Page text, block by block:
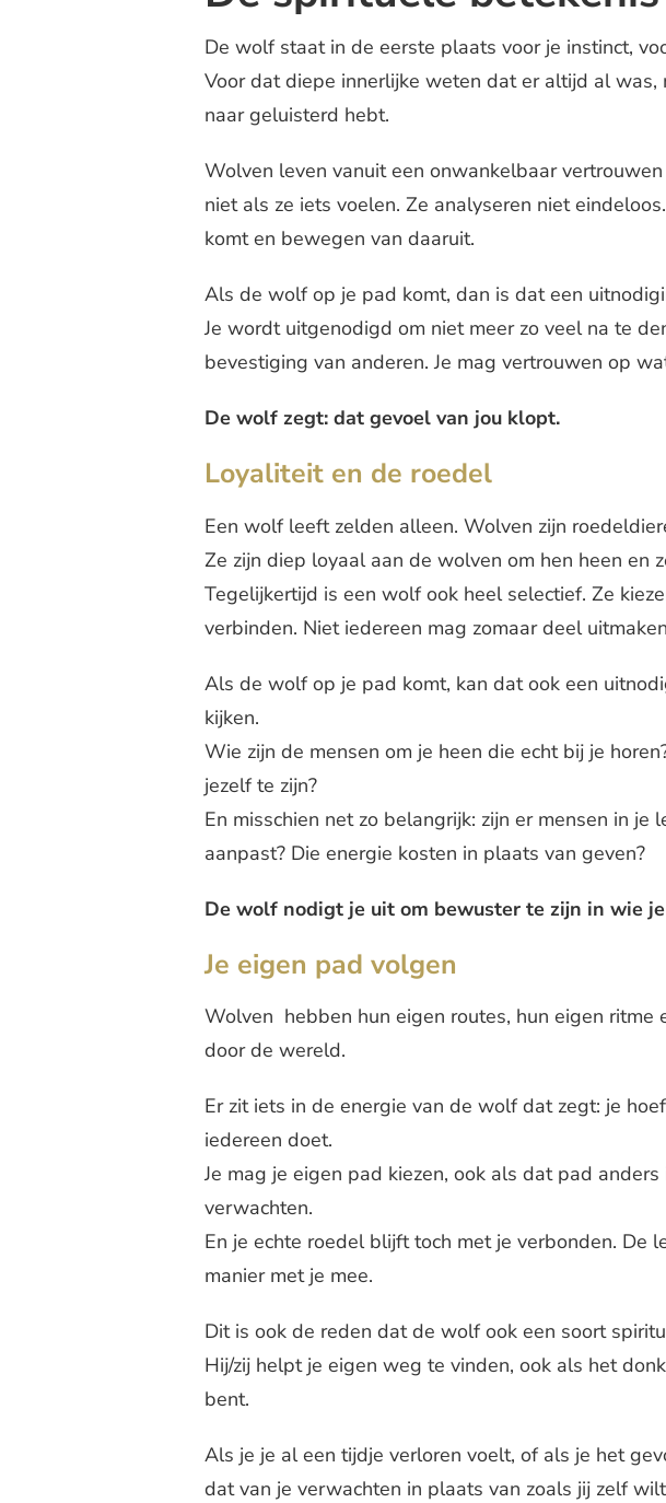
De wolf staat in de eerste plaats voor je instinct,
Voor dat diepe innerlijke weten dat er altijd al was,
naar geluisterd hebt.
Wolven leven vanuit een onwankelbaar
niet als ze iets voelen. Ze analyseren niet
komt en bewegen van daaruit.
Als de wolf op je pad komt, dan is dat een
Je wordt uitgenodigd om niet meer zo veel na te
bevestiging van anderen. Je mag vertrouwen op
De wolf zegt: dat gevoel van jou klopt.
Loyaliteit en de roedel
Een wolf leeft zelden alleen. Wolven zijn
Ze zijn diep loyaal aan de wolven om hen heen en
Tegelijkertijd is een wolf ook heel selectief. Ze
verbinden. Niet iedereen mag zomaar deel
Als de wolf op je pad komt, kan dat ook een
kijken.
Wie zijn de mensen om je heen die echt bij je
jezelf te zijn?
En misschien net zo belangrijk: zijn er mensen in
aanpast? Die energie kosten in plaats van geven?
De wolf nodigt je uit om bewuster te zijn in wie
Je eigen pad volgen
Wolven hebben hun eigen routes, hun eigen ritme
door de wereld.
Er zit iets in de energie van de wolf dat zegt: je
iedereen doet.
Je mag je eigen pad kiezen, ook als dat pad
verwachten.
En je echte roedel blijft toch met je verbonden. De
manier met je mee.
Dit is ook de reden dat de wolf ook een soort
Hij/zij helpt je eigen weg te vinden, ook als het
bent.
Als je je al een tijdje verloren voelt, of als je het
dat van je verwachten in plaats van zoals jij zelf